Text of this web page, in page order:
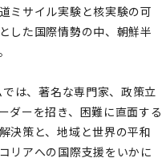
ミサイル実験と核実験の可
した国際情勢の中、朝鮮半
は、著名な専門家、政策立
ダーを招き、困難に直面する
決策と、地域と世界の平和
リアへの国際支援をいかに